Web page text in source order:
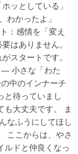
ッとしている」
わかったよ」
：感情を「変え
はありません。
スタートです。
― 小さな「わた
中のインナーチ
と待っていまし
も大丈夫です。 ま
なふうにしてほし
ここからは、やさ
ルドと仲良くなっ